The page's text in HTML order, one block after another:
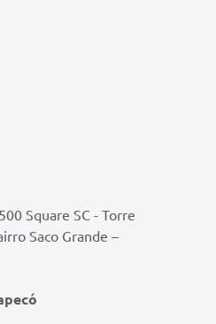
Square SC - Torre
Saco Grande –